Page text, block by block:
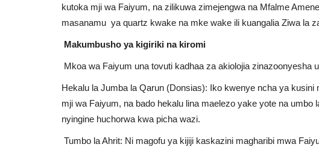
kutoka mji wa Faiyum, na zilikuwa zimejengwa na Mfalme
masanamu ya quartz kwake na mke wake ili kuangalia Ziwa la
Makumbusho ya kigiriki na kiromi
Mkoa wa Faiyum una tovuti kadhaa za akiolojia zinazoonyesha
Hekalu la Jumba la Qarun (Donsias): Iko kwenye ncha ya
mji wa Faiyum, na bado hekalu lina maelezo yake yote na
nyingine huchorwa kwa picha wazi.
Tumbo la Ahrit: Ni magofu ya kijiji kaskazini magharibi mwa